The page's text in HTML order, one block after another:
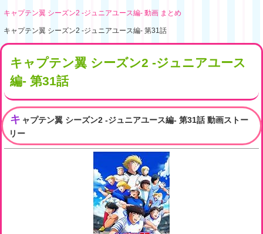
キャプテン翼 シーズン2 -ジュニアユース編- 動画 まとめ
キャプテン翼 シーズン2 -ジュニアユース編- 第31話
キャプテン翼 シーズン2 -ジュニアユース
編- 第31話
キ ャプテン翼 シーズン2 -ジュニアユース編- 第31話 動画ストー
リー